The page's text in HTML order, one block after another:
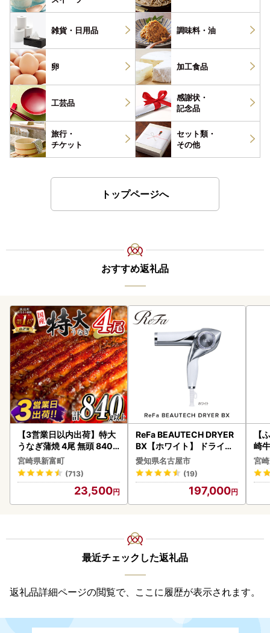
雑貨・ 日用品 調味料・ 油
卵 加工食品
工芸品
感謝状・
記念品
旅行・
チケット
セット類・
その他
トップページへ
おすすめ返礼品
【3営業日以内出荷】特大
うなぎ蒲焼 4尾 無頭 840g
以上 C388-840-3D
宮崎県新富町
(713)
23,500
ReFa BEAUTECH DRYER
BX【ホワイト】 ドライヤ
ー 美容 家電 ドライヤー リ
ファ
愛知県名古屋市
(19)
197,000
【
崎
-VO
宮
最近チェックした返礼品
返礼品詳細ページの閲覧で、ここに履歴が表示されます。